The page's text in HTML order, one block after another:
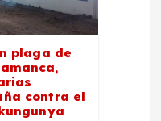
plaga de
contra el